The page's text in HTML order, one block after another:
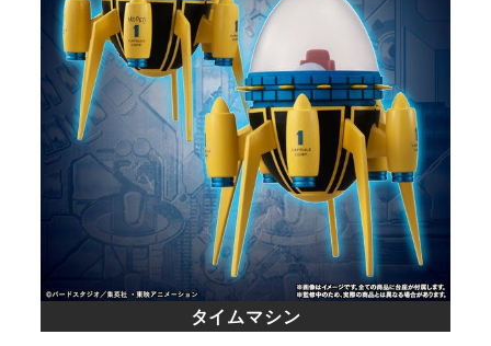
タイムマシン